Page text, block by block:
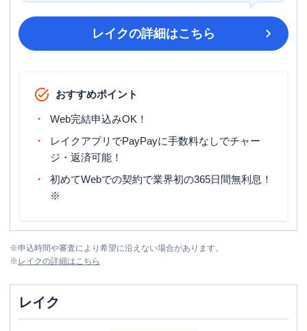
レイクの詳細はこちら
おすすめポイント
Web完結申込みOK！
レイクアプリでPayPayに手数料なしでチャー
ジ・返済可能！
初めてWebでの契約で業界初の365日間無利息！
※
※申込時間や審査により希望に沿えない場合があります。
※ レイクの詳細はこちら
レイク